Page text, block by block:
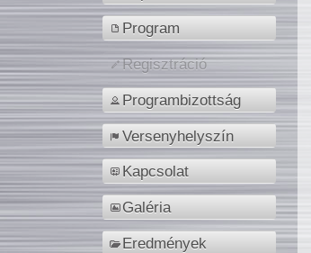
Program
Regisztráció
Programbizottság
Versenyhelyszín
Kapcsolat
Galéria
Eredmények